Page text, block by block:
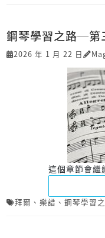
鋼琴學習之路─第
2026 年 1 月 22 日
這個章節會繼
拜爾 、 樂譜 、 鋼琴學習